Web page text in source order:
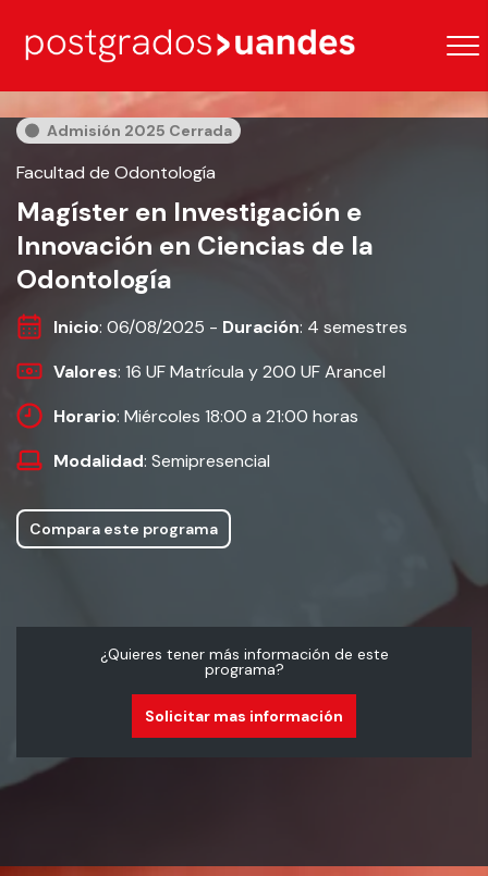
Admisión 2025 Cerrada
Facultad de Odontología
Magíster en Investigación e
Innovación en Ciencias de la
Odontología
Inicio: 06/08/2025 - Duración: 4 semestres
Valores: 16 UF Matrícula y 200 UF Arancel
Horario: Miércoles 18:00 a 21:00 horas
Modalidad: Semipresencial
Compara este programa
¿Quieres tener más información de este
programa?
Solicitar mas información